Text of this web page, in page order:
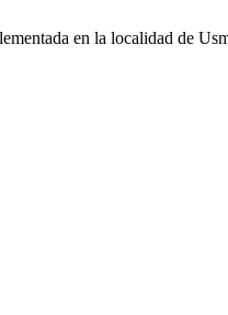
en la localidad de